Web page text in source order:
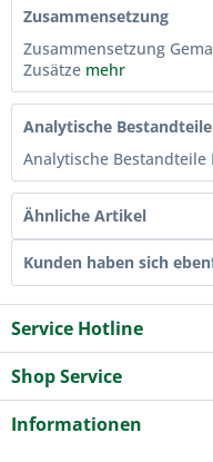
Zusammensetzung
Zusammensetzung
Zusätze mehr
Analytische Bestandteile
Analytische Bestandteile
Ähnliche Artikel
Kunden haben sich
Service Hotline
Shop Service
Informationen